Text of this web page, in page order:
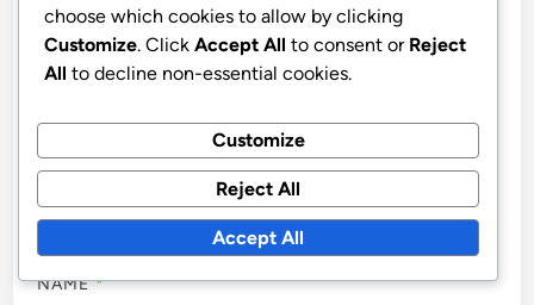
NAME*
choose which cookies to allow by clicking
Customize. Click Accept All to consent or Reject
All to decline non-essential cookies.
Customize
Reject All
Accept All